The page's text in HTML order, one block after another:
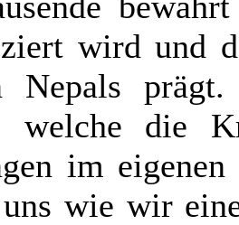
wird und
Nepals
welche die
im
wie wir